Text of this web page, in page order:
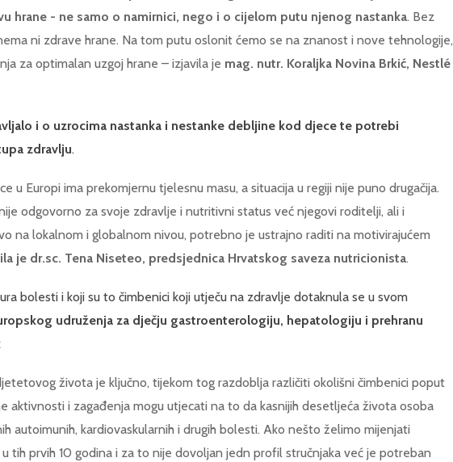
hrane - ne samo o namirnici, nego i o cijelom putu njenog nastanka. Bez
ni zdrave hrane. Na tom putu oslonit ćemo se na znanost i nove tehnologije,
za optimalan uzgoj hrane – izjavila je mag. nutr. Koraljka Novina Brkić, Nestlé
i o uzrocima nastanka i nestanke debljine kod djece te potrebi
zdravlju.
u Europi ima prekomjernu tjelesnu masu, a situacija u regiji nije puno drugačija.
odgovorno za svoje zdravlje i nutritivni status već njegovi roditelji, ali i
na lokalnom i globalnom nivou, potrebno je ustrajno raditi na motivirajućem
je dr.sc. Tena Niseteo, predsjednica Hrvatskog saveza nutricionista.
bolesti i koji su to čimbenici koji utječu na zdravlje dotaknula se u svom
udruženja za dječju gastroenterologiju, hepatologiju i prehranu
života je ključno, tijekom tog razdoblja različiti okolišni čimbenici poput
aktivnosti i zagađenja mogu utjecati na to da kasnijih desetljeća života osoba
autoimunih, kardiovaskularnih i drugih bolesti. Ako nešto želimo mijenjati
tih prvih 10 godina i za to nije dovoljan jedn profil stručnjaka već je potreban